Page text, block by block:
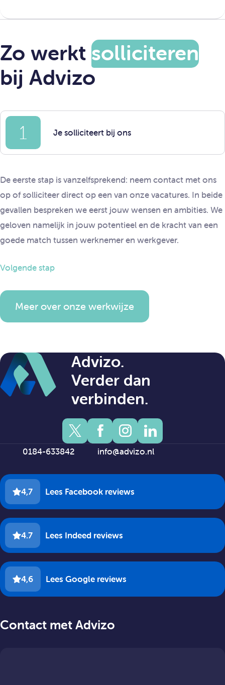
Zo werkt solliciteren
bij Advizo
1 Je solliciteert bij ons
De eerste stap is vanzelfsprekend: neem contact met ons
op of solliciteer direct op een van onze vacatures. In beide
gevallen bespreken we eerst jouw wensen en ambities. We
geloven namelijk in jouw potentieel en de kracht van een
goede match tussen werknemer en werkgever.
Volgende stap
Meer over onze werkwijze
Advizo.
Verder dan
verbinden.
0184-633842 info@advizo.nl
4,7 Lees Facebook reviews
4.7 Lees Indeed reviews
4,6 Lees Google reviews
Contact met Advizo